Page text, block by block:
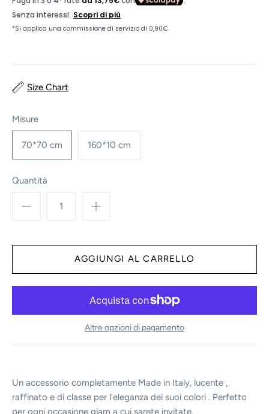
Size Chart
Misure
70*70 cm 160*10 cm
Quantità
Altre opzioni di pagamento
Un accessorio completamente Made in Italy, lucente ,
raffinato e di classe per l'eleganza dei suoi colori . Perfetto
per ogni occasione glam a cui sarete invitate.